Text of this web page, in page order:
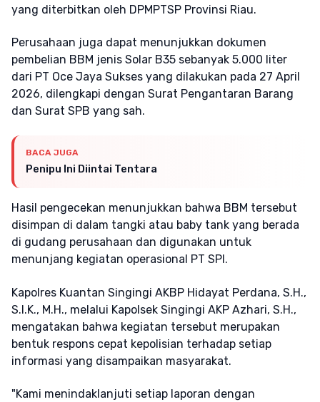
yang diterbitkan oleh DPMPTSP Provinsi Riau.
Perusahaan juga dapat menunjukkan dokumen
pembelian BBM jenis Solar B35 sebanyak 5.000 liter
dari PT Oce Jaya Sukses yang dilakukan pada 27 April
2026, dilengkapi dengan Surat Pengantaran Barang
dan Surat SPB yang sah.
BACA JUGA
Penipu Ini Diintai Tentara
Hasil pengecekan menunjukkan bahwa BBM tersebut
disimpan di dalam tangki atau baby tank yang berada
di gudang perusahaan dan digunakan untuk
menunjang kegiatan operasional PT SPI.
Kapolres Kuantan Singingi AKBP Hidayat Perdana, S.H.,
S.I.K., M.H., melalui Kapolsek Singingi AKP Azhari, S.H.,
mengatakan bahwa kegiatan tersebut merupakan
bentuk respons cepat kepolisian terhadap setiap
informasi yang disampaikan masyarakat.
"Kami menindaklanjuti setiap laporan dengan